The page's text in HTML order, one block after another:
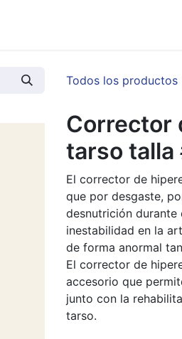
Todos los productos
Corrector
tarso talla
El corrector de
que por desgaste,
desnutrición durante
inestabilidad en la
de forma anormal
El corrector de
accesorio que
junto con la
tarso.